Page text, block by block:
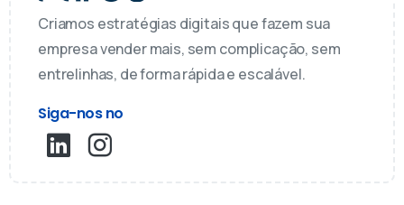
Criamos estratégias digitais que fazem sua
empresa vender mais, sem complicação, sem
entrelinhas, de forma rápida e escalável.
Siga-nos no